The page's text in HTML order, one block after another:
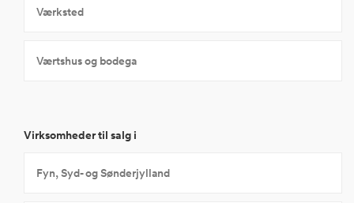
Værksted
Værtshus og bodega
Virksomheder til salg i
Fyn, Syd- og Sønderjylland